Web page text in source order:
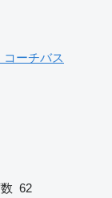
コーチバス
62